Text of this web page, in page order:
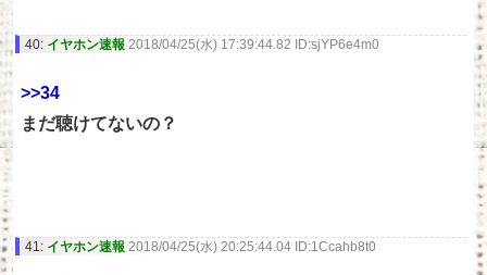
40: イヤホン速報 2018/04/25(水) 17:39:44.82 ID:sjYP6e4m0
>>34
まだ聴けてないの？
41: イヤホン速報 2018/04/25(水) 20:25:44.04 ID:1Ccahb8t0